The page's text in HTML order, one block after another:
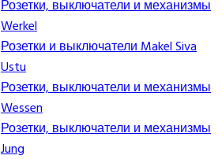
Розетки, выключатели и механизмы
Werkel
Розетки и выключатели Makel Siva
Ustu
Розетки, выключатели и механизмы
Wessen
Розетки, выключатели и механизмы
Jung